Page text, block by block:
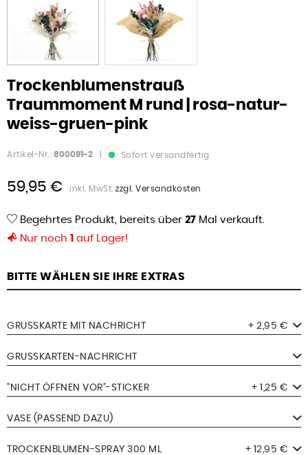
Trockenblumenstrauß
Traummoment M rund | rosa-natur-
weiss-gruen-pink
Artikel-Nr.: 800091-2 Sofort versandfertig
59,95 € inkl. MwSt. zzgl. Versandkosten
Begehrtes Produkt, bereits über 27 Mal verkauft.
Nur noch 1 auf Lager!
BITTE WÄHLEN SIE IHRE EXTRAS
GRUSSKARTE MIT NACHRICHT + 2,95 €
GRUSSKARTEN-NACHRICHT
"NICHT ÖFFNEN VOR"-STICKER + 1,25 €
VASE (PASSEND DAZU)
TROCKENBLUMEN-SPRAY 300 ML + 12,95 €